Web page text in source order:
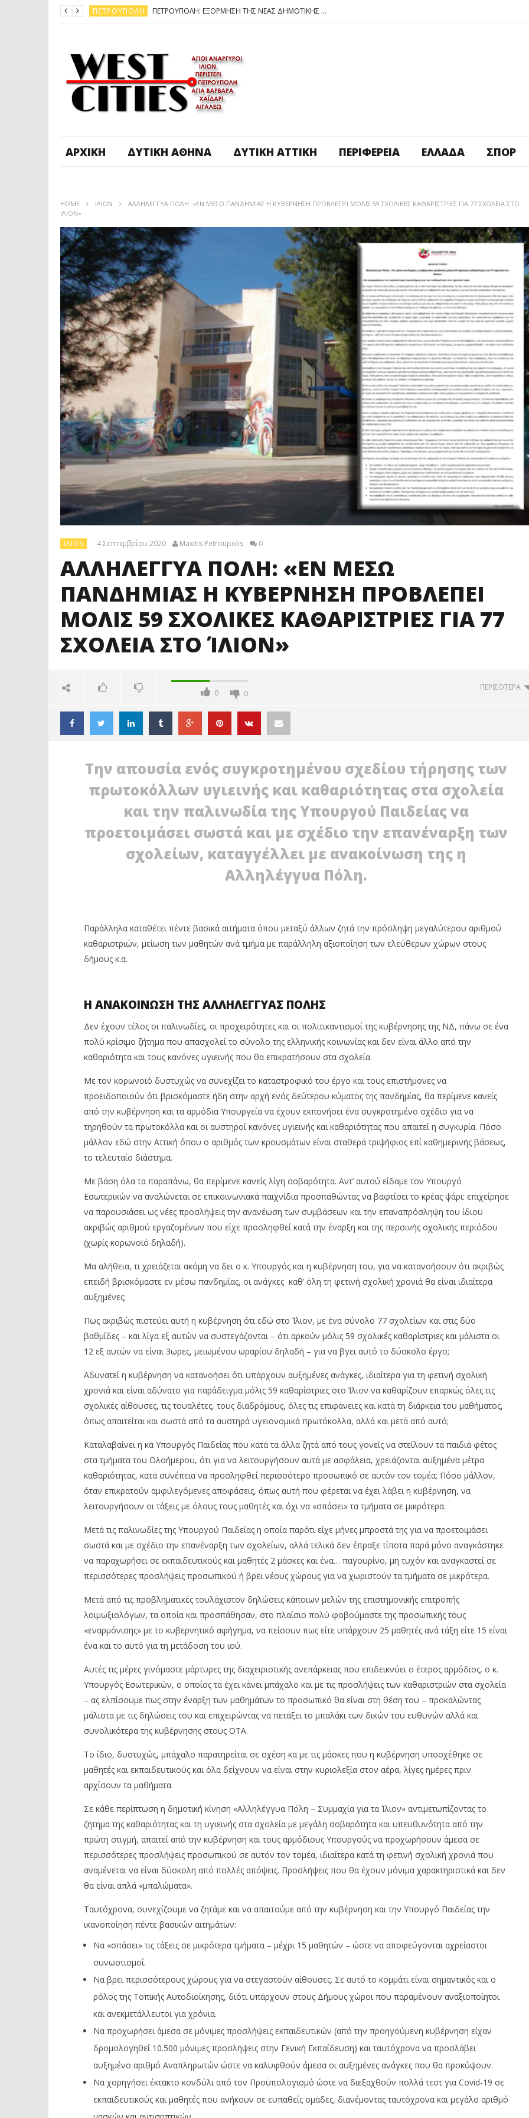
ΠΕΤΡΟΎΠΟΛΗ ΠΕΤΡΟΥΠΟΛΗ: ΕΞΟΡΜΗΣΗ ΤΗΣ ΝΕΑΣ ΔΗΜΟΤΙΚΗΣ ΑΡΧΗΣ ΣΤΑ ΣΧΟΛΕΙΑ
ΠΕΤΡΟΎΠΟΛΗ
ΠΕΤΡΟΎΠΟΛΗ
ΔΥΤΙΚΉ ΑΤΤΙΚΉ ΚΑΙΡΟΣ: ΕΡΧΟΝΤΑΙ ΧΙΟΝΙΑ
ΠΕΤΡΟΎΠΟΛΗ
ΑΡΧΙΚΉ ΔΥΤΙΚΉ ΑΘΉΝΑ ΔΥΤΙΚΉ ΑΤΤΙΚΉ ΠΕΡΙΦΈΡΕΙΑ ΕΛΛΆΔΑ ΣΠΟΡ
HOME ΊΛΙΟΝ
ΑΛΛΗΛΕΓΓΥΑ ΠΟΛΗ: «ΕΝ ΜΕΣΩ ΠΑΝΔΗΜΙΑΣ Η ΚΥΒΕΡΝΗΣΗ ΠΡΟΒΛΕΠΕΙ ΜΟΛΙΣ 59 ΣΧΟΛΙΚΕΣ ΚΑΘΑΡΙΣΤΡΙΕΣ ΓΙΑ 77 ΣΧΟΛΕΙΑ ΣΤΟ
ΊΛΙΟΝ»
ΊΛΙΟΝ 4 Σεπτεμβρίου 2020 Maxitis Petroupolis 0
ΑΛΛΗΛΕΓΓΥΑ ΠΟΛΗ: «ΕΝ ΜΕΣΩ
ΠΑΝΔΗΜΙΑΣ Η ΚΥΒΕΡΝΗΣΗ ΠΡΟΒΛΕΠΕΙ
ΜΟΛΙΣ 59 ΣΧΟΛΙΚΕΣ ΚΑΘΑΡΙΣΤΡΙΕΣ ΓΙΑ 77
ΣΧΟΛΕΙΑ ΣΤΟ ΊΛΙΟΝ»
0 0
ΠΕΡΙΣΟΤΕΡΑ
ΔΙΑΒΑΖΕΤΕ ΤΩΡΑ
Σεπτεμβρίου
Maxitis
ΙΛΙΟΝ: Η ΝΕΑΝΙΚΗ
ΠΑΡΑΒΑΤΙΚΟΤΗΤΑ
2020
Maxitis
Petroupolis
2020
Maxitis
Petroupolis
Tην απουσία ενός συγκροτημένου σχεδίου τήρησης των
πρωτοκόλλων υγιεινής και καθαριότητας στα σχολεία
και την παλινωδία της Υπουργού Παιδείας να
προετοιμάσει σωστά και με σχέδιο την επανέναρξη των
σχολείων, καταγγέλλει με ανακοίνωση της η
Αλληλέγγυα Πόλη.
Παράλληλα καταθέτει πέντε βασικά αιτήματα όπου μεταξύ άλλων ζητά την πρόσληψη μεγαλύτερου αριθμού
καθαριστριών, μείωση των μαθητών ανά τμήμα με παράλληλη αξιοποίηση των ελεύθερων χώρων στους
δήμους κ.α.
Η ΑΝΑΚΟΙΝΩΣΗ ΤΗΣ ΑΛΛΗΛΕΓΓΥΑΣ ΠΟΛΗΣ
Δεν έχουν τέλος οι παλινωδίες, οι προχειρότητες και οι πολιτικαντισμοί της κυβέρνησης της ΝΔ, πάνω σε ένα
πολύ κρίσιμο ζήτημα που απασχολεί το σύνολο της ελληνικής κοινωνίας και δεν είναι άλλο από την
καθαριότητα και τους κανόνες υγιεινής που θα επικρατήσουν στα σχολεία.
Με τον κορωνοϊό δυστυχώς να συνεχίζει το καταστροφικό του έργο και τους επιστήμονες να
προειδοποιούν ότι βρισκόμαστε ήδη στην αρχή ενός δεύτερου κύματος της πανδημίας, θα περίμενε κανείς
από την κυβέρνηση και τα αρμόδια Υπουργεία να έχουν εκπονήσει ένα συγκροτημένο σχέδιο για να
τηρηθούν τα πρωτοκόλλα και οι αυστηροί κανόνες υγιεινής και καθαριότητας που απαιτεί η συγκυρία. Πόσο
μάλλον εδώ στην Αττική όπου ο αριθμός των κρουσμάτων είναι σταθερά τριψήφιος επί καθημερινής βάσεως,
το τελευταίο διάστημα.
Με βάση όλα τα παραπάνω, θα περίμενε κανείς λίγη σοβαρότητα. Αντ’ αυτού είδαμε τον Υπουργό
Εσωτερικών να αναλώνεται σε επικοινωνιακά παιχνίδια προσπαθώντας να βαφτίσει το κρέας ψάρι: επιχείρησε
να παρουσιάσει ως νέες προσλήψεις την ανανέωση των συμβάσεων και την επαναπρόσληψη του ίδιου
ακριβώς αριθμού εργαζομένων που είχε προσληφθεί κατά την έναρξη και της περσινής σχολικής περιόδου
(χωρίς κορωνοϊό δηλαδή).
Μα αλήθεια, τι χρειάζεται ακόμη να δει ο κ. Υπουργός και η κυβέρνηση του, για να κατανοήσουν ότι ακριβώς
επειδή βρισκόμαστε εν μέσω πανδημίας, οι ανάγκες καθ’ όλη τη φετινή σχολική χρονιά θα είναι ιδιαίτερα
αυξημένες;
Πως ακριβώς πιστεύει αυτή η κυβέρνηση ότι εδώ στο Ίλιον, με ένα σύνολο 77 σχολείων και στις δύο
βαθμίδες – και λίγα εξ αυτών να συστεγάζονται – ότι αρκούν μόλις 59 σχολικές καθαρίστριες και μάλιστα οι
12 εξ αυτών να είναι 3ωρες, μειωμένου ωραρίου δηλαδή – για να βγει αυτό το δύσκολο έργο;
Αδυνατεί η κυβέρνηση να κατανοήσει ότι υπάρχουν αυξημένες ανάγκες, ιδιαίτερα για τη φετινή σχολική
χρονιά και είναι αδύνατο για παράδειγμα μόλις 59 καθαρίστριες στο Ίλιον να καθαρίζουν επαρκώς όλες τις
σχολικές αίθουσες, τις τουαλέτες, τους διαδρόμους, όλες τις επιφάνειες και κατά τη διάρκεια του μαθήματος,
όπως απαιτείται και σωστά από τα αυστηρά υγειονομικά πρωτόκολλα, αλλά και μετά από αυτό;
Καταλαβαίνει η κα Υπουργός Παιδείας που κατά τα άλλα ζητά από τους γονείς να στείλουν τα παιδιά φέτος
στα τμήματα του Ολοήμερου, ότι για να λειτουργήσουν αυτά με ασφάλεια, χρειάζονται αυξημένα μέτρα
καθαριότητας, κατά συνέπεια να προσληφθεί περισσότερο προσωπικό σε αυτόν τον τομέα; Πόσο μάλλον,
όταν επικρατούν αμφιλεγόμενες αποφάσεις, όπως αυτή που φέρεται να έχει λάβει η κυβέρνηση, να
λειτουργήσουν οι τάξεις με όλους τους μαθητές και όχι να «σπάσει» τα τμήματα σε μικρότερα.
Μετά τις παλινωδίες της Υπουργού Παιδείας η οποία παρότι είχε μήνες μπροστά της για να προετοιμάσει
σωστά και με σχέδιο την επανέναρξη των σχολείων, αλλά τελικά δεν έπραξε τίποτα παρά μόνο αναγκάστηκε
να παραχωρήσει σε εκπαιδευτικούς και μαθητές 2 μάσκες και ένα… παγουρίνο, μη τυχόν και αναγκαστεί σε
περισσότερες προσλήψεις προσωπικού ή βρει νέους χώρους για να χωριστούν τα τμήματα σε μικρότερα.
Μετά από τις προβληματικές τουλάχιστον δηλώσεις κάποιων μελών της επιστημονικής επιτροπής
λοιμωξιολόγων, τα οποία και προσπάθησαν, στο πλαίσιο πολύ φοβούμαστε της προσωπικής τους
«εναρμόνισης» με το κυβερνητικό αφήγημα, να πείσουν πως είτε υπάρχουν 25 μαθητές ανά τάξη είτε 15 είναι
ένα και το αυτό για τη μετάδοση του ιού.
Αυτές τις μέρες γινόμαστε μάρτυρες της διαχειριστικής ανεπάρκειας που επιδεικνύει ο έτερος αρμόδιος, ο κ.
Υπουργός Εσωτερικών, ο οποίος τα έχει κάνει μπάχαλο και με τις προσλήψεις των καθαριστριών στα σχολεία
– ας ελπίσουμε πως στην έναρξη των μαθημάτων το προσωπικό θα είναι στη θέση του – προκαλώντας
μάλιστα με τις δηλώσεις του και επιχειρώντας να πετάξει το μπαλάκι των δικών του ευθυνών αλλά και
συνολικότερα της κυβέρνησης στους ΟΤΑ.
Το ίδιο, δυστυχώς, μπάχαλο παρατηρείται σε σχέση κα με τις μάσκες που η κυβέρνηση υποσχέθηκε σε
μαθητές και εκπαιδευτικούς και όλα δείχνουν να είναι στην κυριολεξία στον αέρα, λίγες ημέρες πριν
αρχίσουν τα μαθήματα.
Σε κάθε περίπτωση η δημοτική κίνηση «Αλληλέγγυα Πόλη – Συμμαχία για τα Ίλιον» αντιμετωπίζοντας το
ζήτημα της καθαριότητας και τη υγιεινής στα σχολεία με μεγάλη σοβαρότητα και υπευθυνότητα από την
πρώτη στιγμή, απαιτεί από την κυβέρνηση και τους αρμόδιους Υπουργούς να προχωρήσουν άμεσα σε
περισσότερες προσλήψεις προσωπικού σε αυτόν τον τομέα, ιδιαίτερα κατά τη φετινή σχολική χρονιά που
αναμένεται να είναι δύσκολη από πολλές απόψεις. Προσλήψεις που θα έχουν μόνιμα χαρακτηριστικά και δεν
θα είναι απλά «μπαλώματα».
Ταυτόχρονα, συνεχίζουμε να ζητάμε και να απαιτούμε από την κυβέρνηση και την Υπουργό Παιδείας την
ικανοποίηση πέντε βασικών αιτημάτων:
Να «σπάσει» τις τάξεις σε μικρότερα τμήματα – μέχρι 15 μαθητών – ώστε να αποφεύγονται αχρείαστοι
συνωστισμοί.
Να βρει περισσότερους χώρους για να στεγαστούν αίθουσες. Σε αυτό το κομμάτι είναι σημαντικός και ο
ρόλος της Τοπικής Αυτοδιοίκησης, διότι υπάρχουν στους Δήμους χώροι που παραμένουν αναξιοποίητοι
και ανεκμετάλλευτοι για χρόνια.
Να προχωρήσει άμεσα σε μόνιμες προσλήψεις εκπαιδευτικών (από την προηγούμενη κυβέρνηση είχαν
δρομολογηθεί 10.500 μόνιμες προσλήψεις στην Γενική Εκπαίδευση) και ταυτόχρονα να προσλάβει
αυξημένο αριθμό Αναπληρωτών ώστε να καλυφθούν άμεσα οι αυξημένες ανάγκες που θα προκύψουν.
Να χορηγήσει έκτακτο κονδύλι από τον Προϋπολογισμό ώστε να διεξαχθούν πολλά τεστ για Covid-19 σε
εκπαιδευτικούς και μαθητές που ανήκουν σε ευπαθείς ομάδες, διανέμοντας ταυτόχρονα και μεγάλο αριθμό